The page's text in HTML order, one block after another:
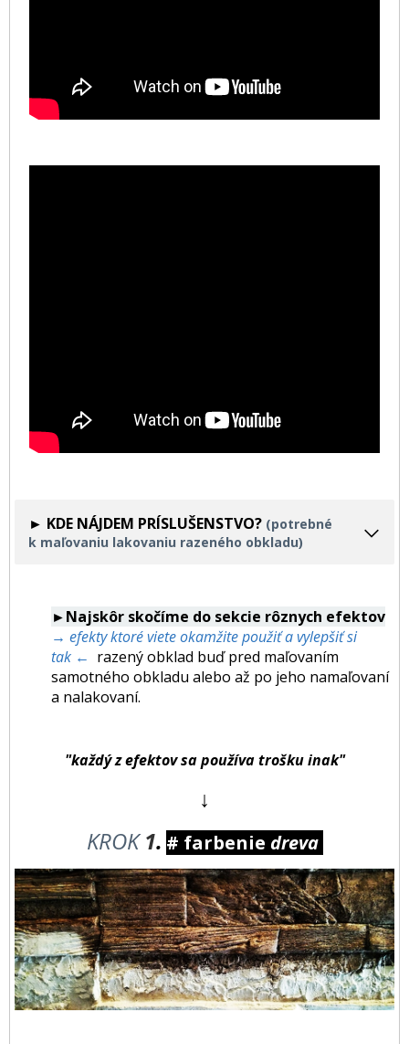
► KDE NÁJDEM PRÍSLUŠENSTVO? (potrebné
k maľovaniu lakovaniu razeného obkladu)
►Najskôr skočíme do sekcie rôznych efektov
→ efekty ktoré viete okamžite použiť a vylepšiť si
tak ← razený obklad buď pred maľovaním
samotného obkladu alebo až po jeho namaľovaní
a nalakovaní.
"každý z efektov sa používa trošku inak"
↓
KROK1. # farbenie dreva